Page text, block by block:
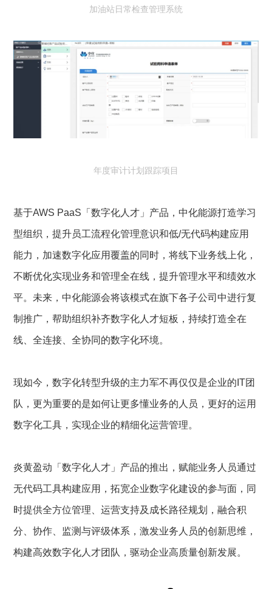
加油站日常检查管理系统
年度审计计划跟踪项目
基于AWS PaaS「数字化人才」产品，中化能源打造学习
型组织，提升员工流程化管理意识和低/无代码构建应用
能力，加速数字化应用覆盖的同时，将线下业务线上化，
不断优化实现业务和管理全在线，提升管理水平和绩效水
平。未来，中化能源会将该模式在旗下各子公司中进行复
制推广，帮助组织补齐数字化人才短板，持续打造全在
线、全连接、全协同的数字化环境。
现如今，数字化转型升级的主力军不再仅仅是企业的IT团
队，更为重要的是如何让更多懂业务的人员，更好的运用
数字化工具，实现企业的精细化运营管理。
炎黄盈动「数字化人才」产品的推出，赋能业务人员通过
无代码工具构建应用，拓宽企业数字化建设的参与面，同
时提供全方位管理、运营支持及成长路径规划，融合积
分、协作、监测与评级体系，激发业务人员的创新思维，
构建高效数字化人才团队，驱动企业高质量创新发展。